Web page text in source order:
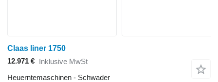
Claas liner 1750
12.971 € Inklusive MwSt
Heuerntemaschinen - Schwader